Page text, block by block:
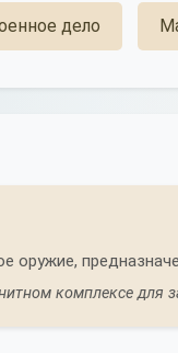
дело
оружие,
комплексе для